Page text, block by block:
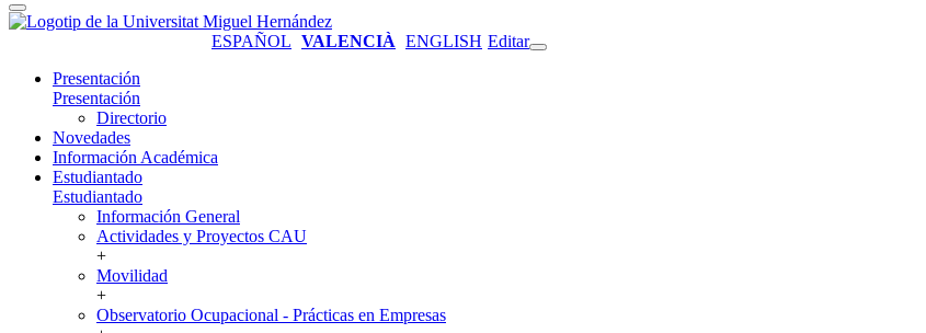
ESPAÑOL VALENCIÀ ENGLISH Editar
Presentación
Presentación
Directorio
Novedades
Información Académica
Estudiantado
Estudiantado
Información General
Actividades y Proyectos CAU
+
Movilidad
+
Observatorio Ocupacional - Prácticas en Empresas